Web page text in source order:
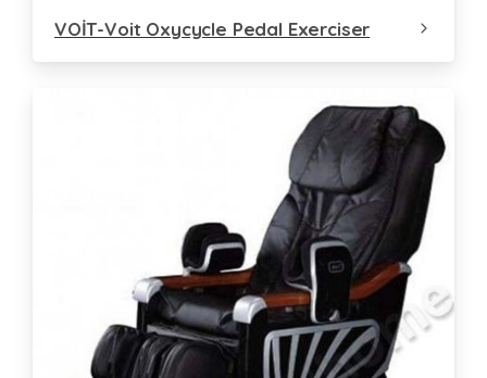
VOİT-Voit Oxycycle Pedal Exerciser